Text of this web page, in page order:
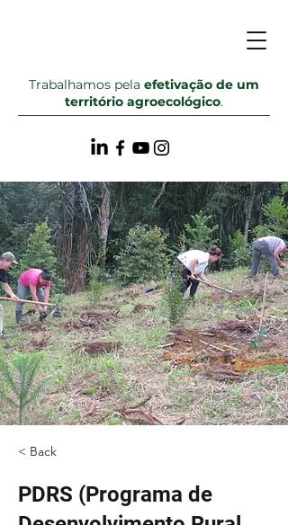
Trabalhamos pela efetivação de um
território agroecológico.
< Back
PDRS (Programa de